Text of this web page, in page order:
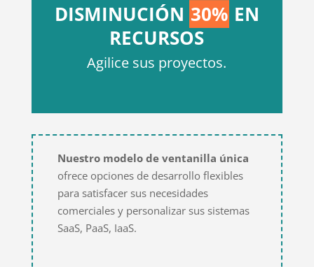
DISMINUCIÓN 30% EN
RECURSOS
Agilice sus proyectos.
Nuestro modelo de ventanilla única
ofrece opciones de desarrollo flexibles
para satisfacer sus necesidades
comerciales y personalizar sus sistemas
SaaS, PaaS, IaaS.